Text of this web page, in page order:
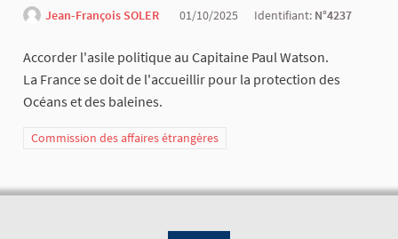
Jean-François SOLER 01/10/2025 Identifiant: N°4237
Accorder l'asile politique au Capitaine Paul Watson.
La France se doit de l'accueillir pour la protection des
Océans et des baleines.
Commission des affaires étrangères